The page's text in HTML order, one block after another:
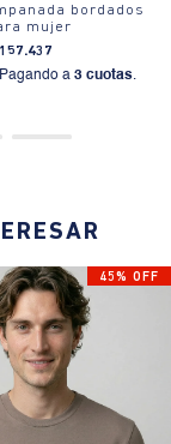
bordados
mujer
157.437
Pagando a 3 cuotas.
45% OFF